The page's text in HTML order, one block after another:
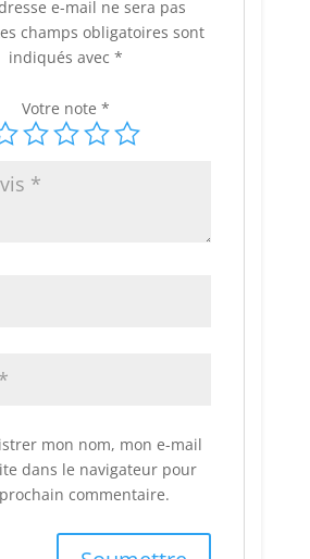
e-mail ne sera pas
champs obligatoires sont
indiqués avec*
Votre note*
mon nom, mon e-mail
dans le navigateur pour
commentaire.